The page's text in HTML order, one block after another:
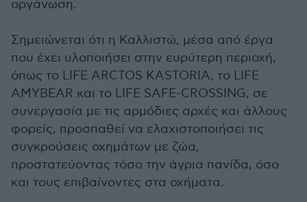
οργάνωση.
Σημειώνεται ότι η Καλλιστώ, μέσα από έργα
που έχει υλοποιήσει στην ευρύτερη περιοχή,
όπως το LIFE ARCTOS KASTORIA, το LIFE
AMYBEAR και το LIFE SAFE-CROSSING, σε
συνεργασία με τις αρμόδιες αρχές και άλλους
φορείς, προσπαθεί να ελαχιστοποιήσει τις
συγκρούσεις οχημάτων με ζώα,
προστατεύοντας τόσο την άγρια πανίδα, όσο
και τους επιβαίνοντες στα οχήματα.